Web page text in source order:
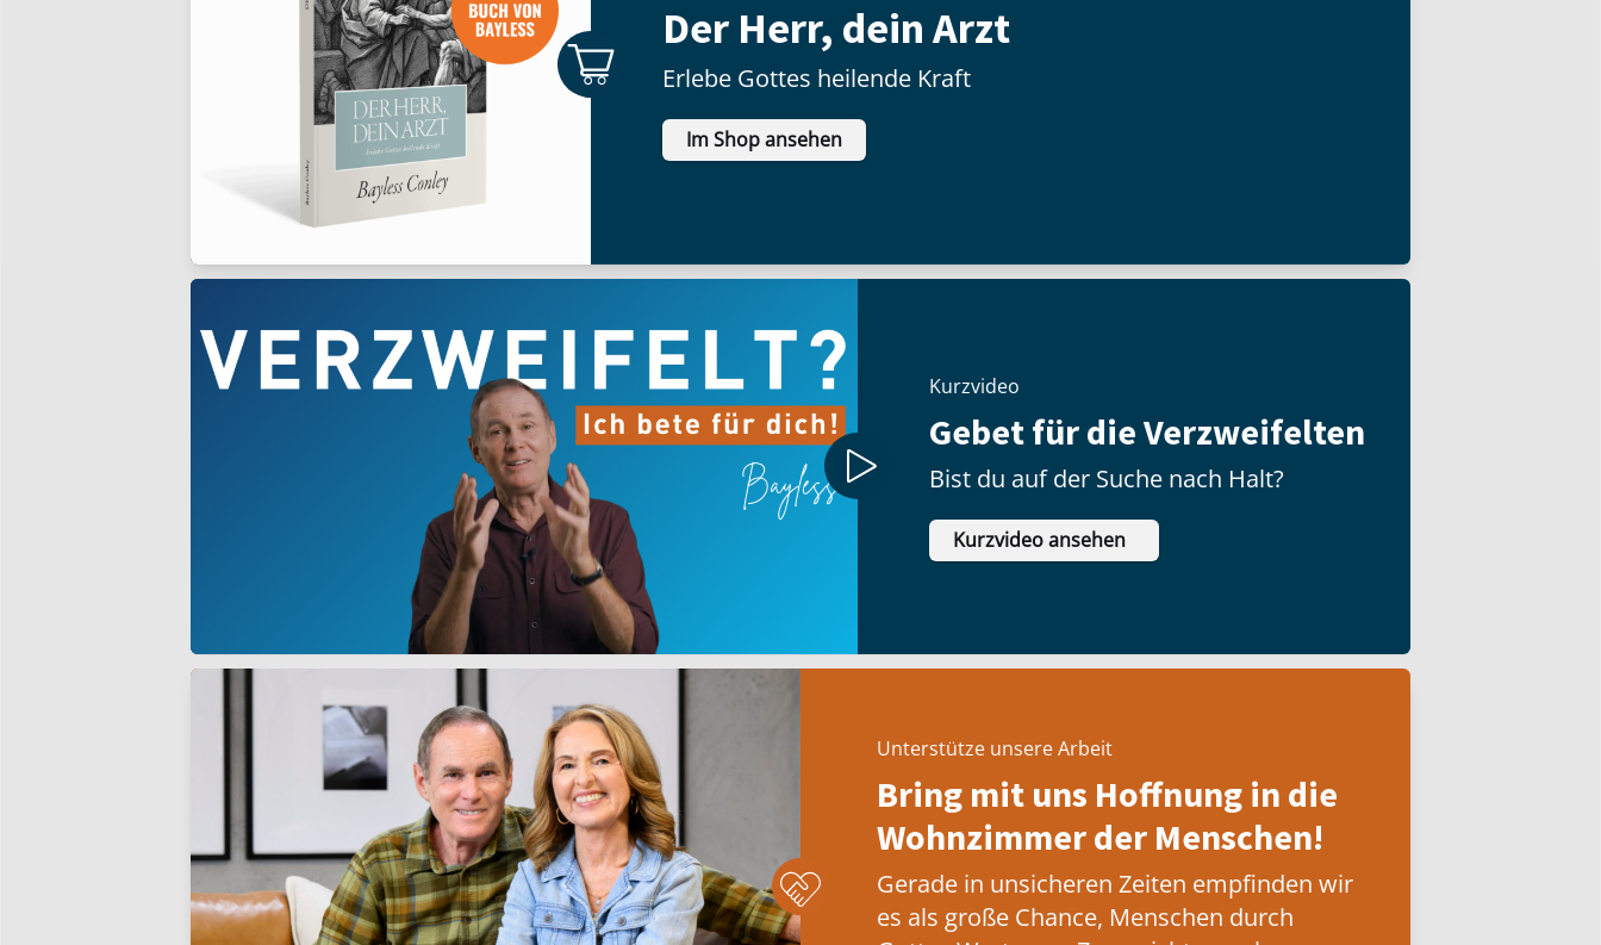
Der Herr, dein Arzt
Erlebe Gottes heilende Kraft
Im Shop ansehen
Kurzvideo
Gebet für die Verzweifelten
Bist du auf der Suche nach Halt?
Kurzvideo ansehen
Unterstütze unsere Arbeit
Bring mit uns Hoffnung in die
Wohnzimmer der Menschen!
Gerade in unsicheren Zeiten empfinden wir
es als große Chance, Menschen durch